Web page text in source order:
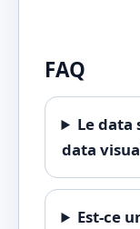
FAQ
Le
data
Est-ce